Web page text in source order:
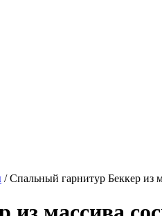
/ Спальный гарнитур Беккер из